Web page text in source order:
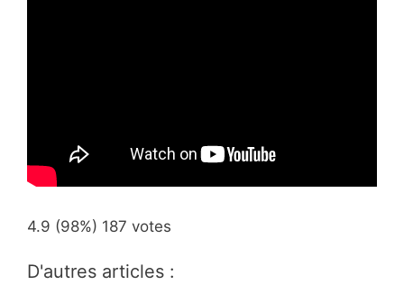
4.9 (98%) 187 votes
D'autres articles :